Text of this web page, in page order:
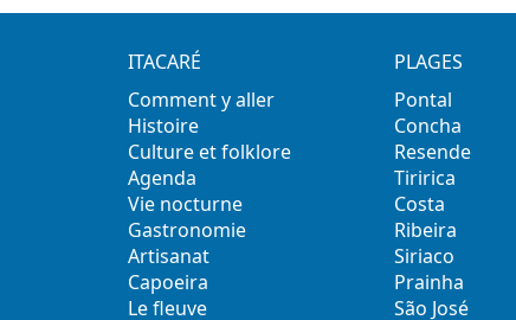
ITACARÉ
Comment y aller
Histoire
Culture et folklore
Agenda
Vie nocturne
Gastronomie
Artisanat
Capoeira
Le fleuve
PLAGES
Pontal
Concha
Resende
Tiririca
Costa
Ribeira
Siriaco
Prainha
São José